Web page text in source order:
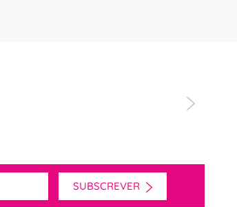
SUBSCREVER